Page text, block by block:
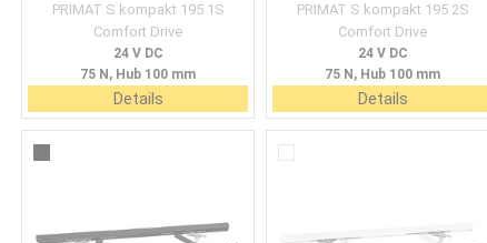
PRIMAT S kompakt 195 1S
Comfort Drive
24 V DC
75 N, Hub 100 mm
Details
PRIMAT S kompakt 195 2S
Comfort Drive
24 V DC
75 N, Hub 100 mm
Details